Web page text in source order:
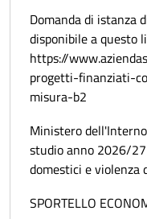
Domanda di istanza
disponibile a questo
https://
progetti-finanziati-
misura-b2
Ministero dell'Interno
studio anno 2026/
domestici e violenza
SPORTELLO